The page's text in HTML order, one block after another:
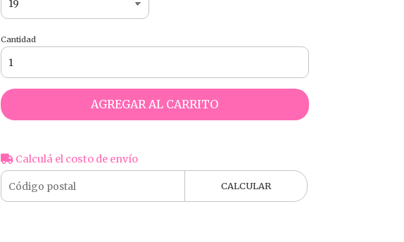
Cantidad
AGREGAR AL CARRITO
Calculá el costo de envío
CALCULAR